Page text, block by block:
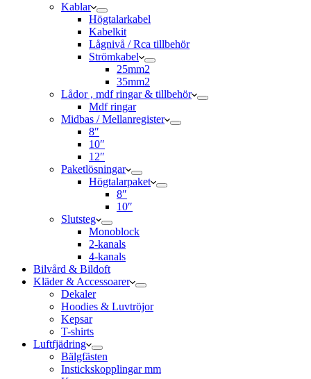
Kablar
Högtalarkabel
Kabelkit
Lågnivå / Rca tillbehör
Strömkabel
25mm2
35mm2
Lådor , mdf ringar & tillbehör
Mdf ringar
Midbas / Mellanregister
8″
10″
12″
Paketlösningar
Högtalarpaket
8″
10″
Slutsteg
Monoblock
2-kanals
4-kanals
Bilvård & Bildoft
Kläder & Accessoarer
Dekaler
Hoodies & Luvtröjor
Kepsar
T-shirts
Luftfjädring
Bälgfästen
Instickskopplingar mm